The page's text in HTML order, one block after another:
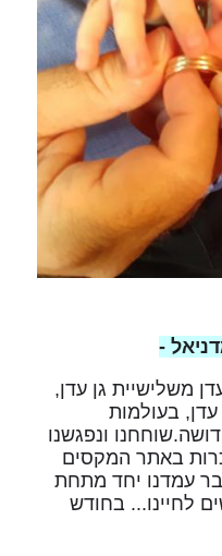
-
משלישיית גן עדן,
בעולמות
ונפגשנו
באתר המקסים
עמדנו יחד מתחת
לחיינו... בחודש